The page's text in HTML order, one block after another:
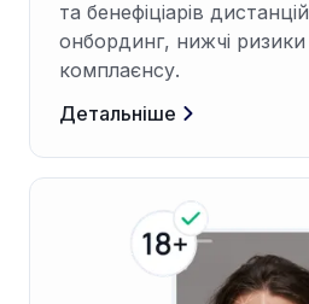
та бенефіціарів
онбординг, нижчі
комплаєнсу.
Детальніше